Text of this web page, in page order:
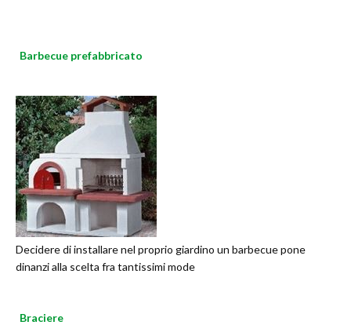
Barbecue prefabbricato
Decidere di installare nel proprio giardino un barbecue pone
dinanzi alla scelta fra tantissimi mode
Braciere